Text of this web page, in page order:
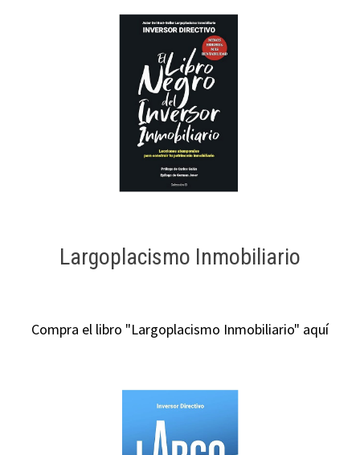
Largoplacismo Inmobiliario
Compra el libro "Largoplacismo Inmobiliario" aquí